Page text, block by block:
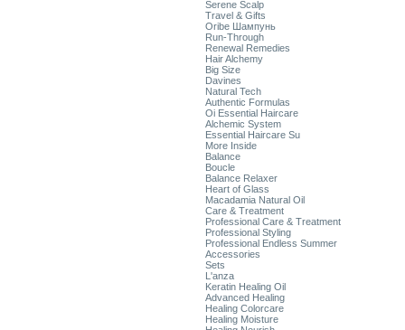
Serene Scalp
Travel & Gifts
Oribe Шампунь
Run-Through
Renewal Remedies
Hair Alchemy
Big Size
Davines
Natural Tech
Authentic Formulas
Oi Essential Haircare
Alchemic System
Essential Haircare Su
More Inside
Balance
Boucle
Balance Relaxer
Heart of Glass
Macadamia Natural Oil
Care & Treatment
Professional Care & Treatment
Professional Styling
Professional Endless Summer
Accessories
Sets
L'anza
Keratin Healing Oil
Advanced Healing
Healing Colorcare
Healing Moisture